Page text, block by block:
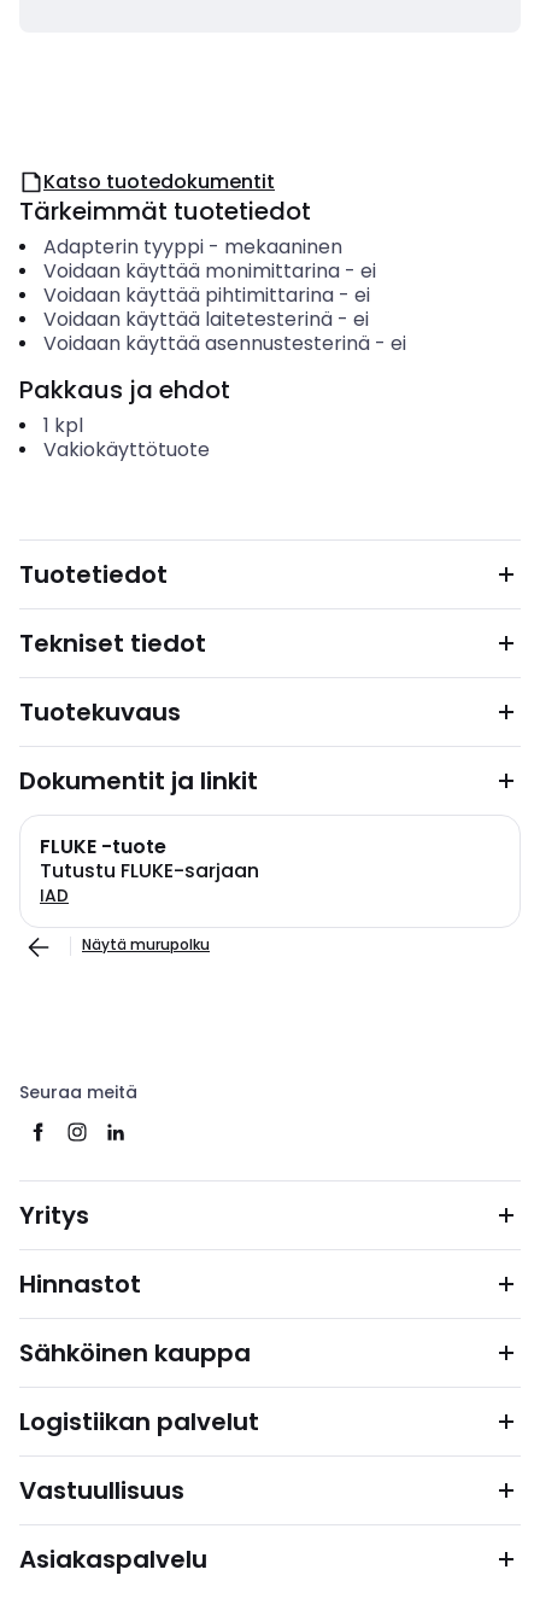
Katso tuotedokumentit
Tärkeimmät tuotetiedot
Adapterin tyyppi- mekaaninen
Voidaan käyttää monimittarina- ei
Voidaan käyttää pihtimittarina- ei
Voidaan käyttää laitetesterinä- ei
Voidaan käyttää asennustesterinä- ei
Pakkaus ja ehdot
1 kpl
Vakiokäyttötuote
Tuotetiedot
Tekniset tiedot
Tuotekuvaus
Dokumentit ja linkit
FLUKE -tuote
Tutustu FLUKE-sarjaan
IAD
Näytä murupolku
Seuraa meitä
Yritys
Hinnastot
Sähköinen kauppa
Logistiikan palvelut
Vastuullisuus
Asiakaspalvelu